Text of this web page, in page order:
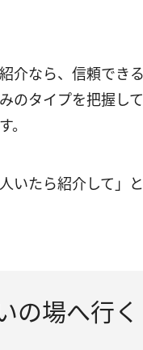
介なら、信頼でき
のタイプを把握し
。
いたら紹介して」
の場へ行く